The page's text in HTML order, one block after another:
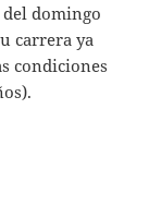
domingo
carrera ya
condiciones